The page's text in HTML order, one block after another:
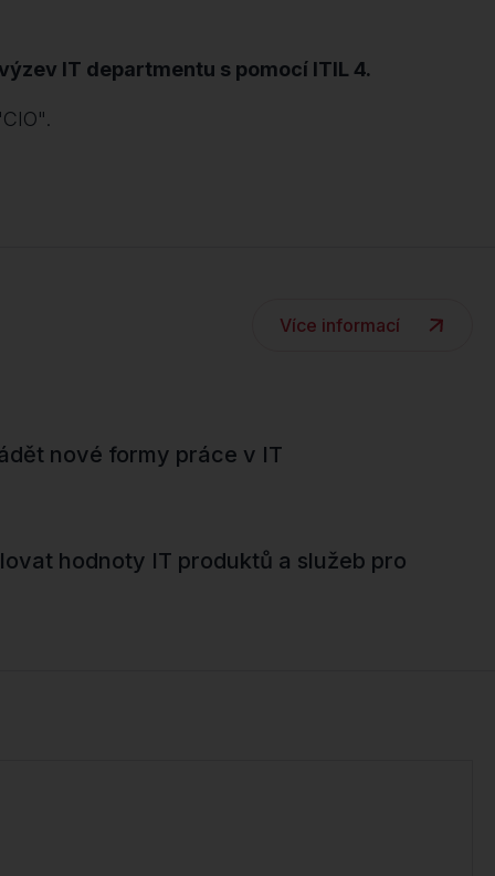
IT departmentu s pomocí ITIL 4.
Více informací
nové formy práce v IT
hodnoty IT produktů a služeb pro